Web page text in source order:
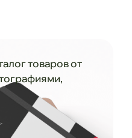
товаров от